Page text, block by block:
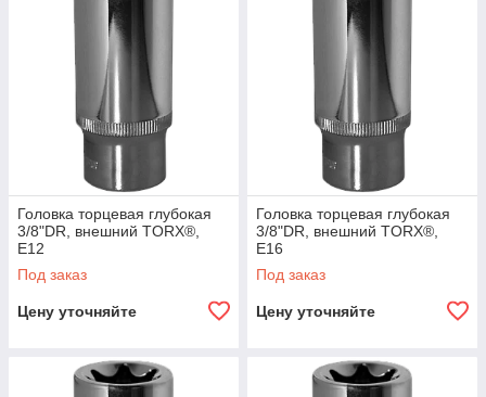
Головка торцевая глубокая
3/8"DR, внешний TORX®,
E12
Под заказ
Цену уточняйте
Головка торцевая глубокая
3/8"DR, внешний TORX®,
E16
Под заказ
Цену уточняйте